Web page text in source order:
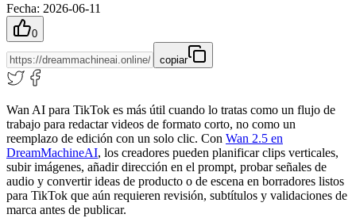
Fecha: 2026-06-11
0
copiar
Wan AI para TikTok es más útil cuando lo tratas como un flujo de
trabajo para redactar videos de formato corto, no como un
reemplazo de edición con un solo clic. Con Wan 2.5 en
DreamMachineAI, los creadores pueden planificar clips verticales,
subir imágenes, añadir dirección en el prompt, probar señales de
audio y convertir ideas de producto o de escena en borradores listos
para TikTok que aún requieren revisión, subtítulos y validaciones de
marca antes de publicar.